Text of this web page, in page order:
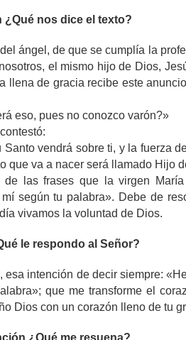
¿Qué nos dice el texto?
ángel, de que se cumplía la
el mismo hijo de Dios,
llena de gracia recibe este
eso, pues no conozco varón?»
Santo vendrá sobre ti, y la fuerza
que va a nacer será llamado Hijo
de las frases que la virgen
según tu palabra». Debe de
vivamos la voluntad de Dios.
le respondo al Señor?
esa intención de decir siempre:
que me transforme el
Dios con un corazón lleno de tu
¿Qué me resuena?